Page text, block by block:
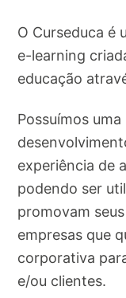
O Curseduca é
e-learning
educação
Possuímos
experiência de
podendo ser
promovam
empresas que
corporativa
e/ou clientes.